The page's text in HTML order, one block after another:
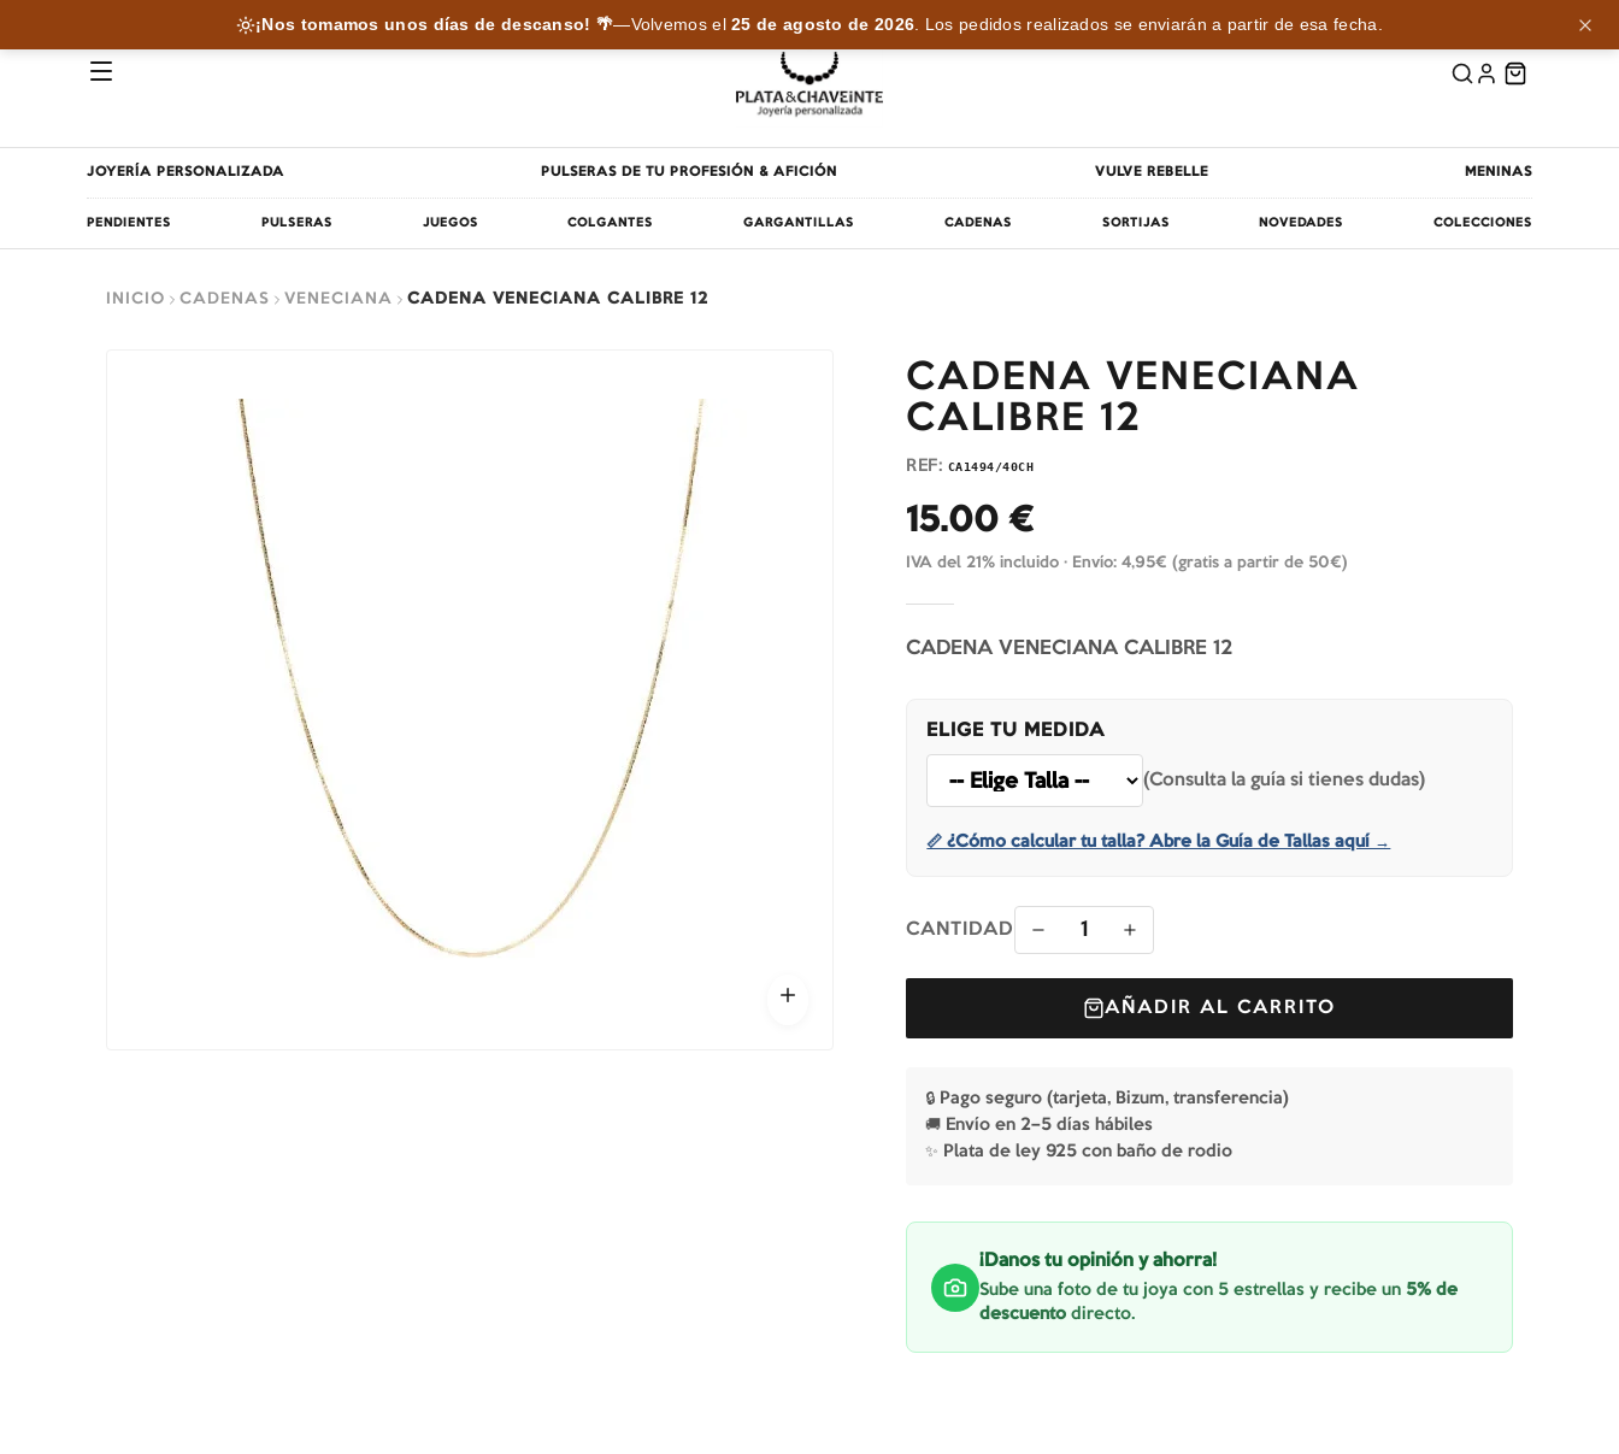
¡Nos tomamos unos días de descanso! 🌴—Volvemos el25 de agosto de 2026. Los pedidos realizados se enviarán a partir de esa fecha.
JOYERÍA PERSONALIZADA PULSERAS DE TU PROFESIÓN & AFICIÓN VULVE REBELLE MENINAS
PENDIENTES PULSERAS JUEGOS COLGANTES GARGANTILLAS CADENAS SORTIJAS NOVEDADES COLECCIONES
INICIO CADENAS VENECIANA CADENA VENECIANA CALIBRE 12
CADENA VENECIANA
CALIBRE 12
REF: CA1494/40CH
15.00 €
IVA del 21% incluido · Envío: 4,95€ (gratis a partir de 50€)
CADENA VENECIANA CALIBRE 12
ELIGE TU MEDIDA
(Consulta la guía si tienes dudas)
📏 ¿Cómo calcular tu talla? Abre la Guía de Tallas aquí →
CANTIDAD 1
AÑADIR AL CARRITO
🔒 Pago seguro (tarjeta, Bizum, transferencia)
🚚 Envío en 2–5 días hábiles
✨ Plata de ley 925 con baño de rodio
¡Danos tu opinión y ahorra!
Sube una foto de tu joya con 5 estrellas y recibe un 5% de
descuento directo.